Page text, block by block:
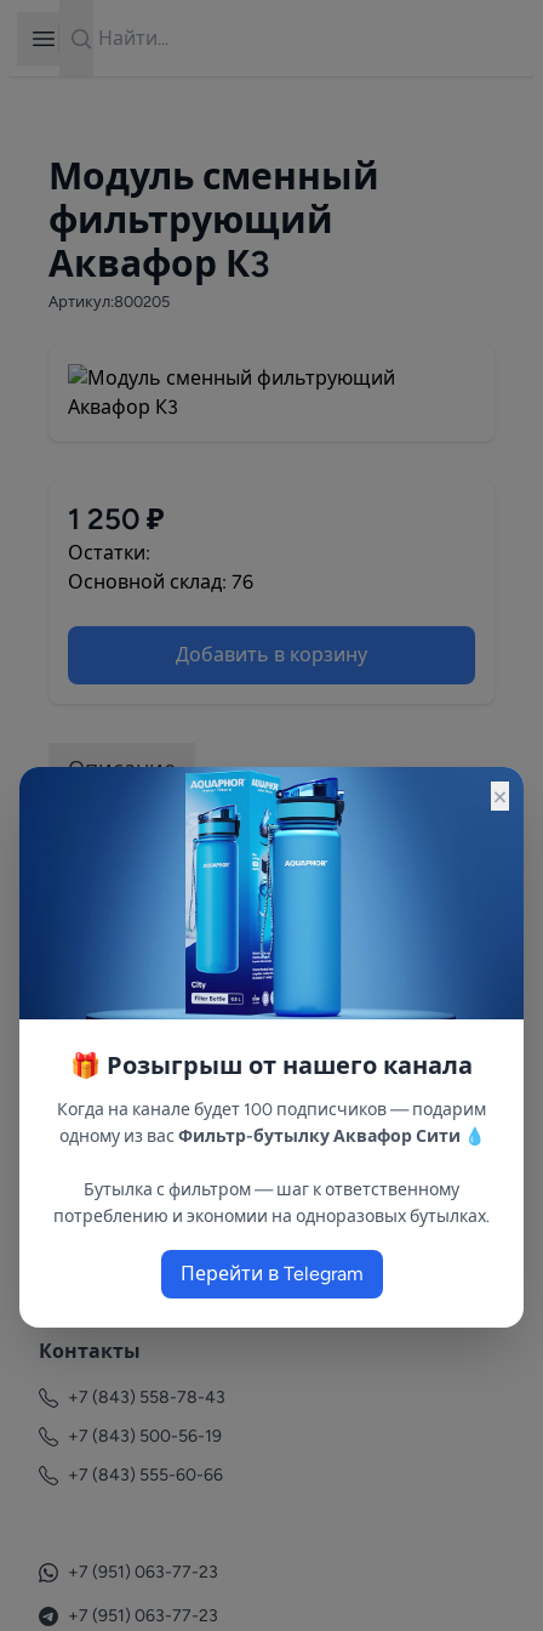
Open sidebar
Модуль сменный
фильтрующий
Аквафор К3
Артикул:800205
1 250 ₽
Остатки:
Основной склад: 76
Добавить в корзину
Описание
Сменный модуль для предварительной
очистки воды. Используется в системах
АКВАФОР с отдельным краном. Удаляет
вредные примеси, в т.ч. взвеси, хлор, тяжелые
металлы и органические вещества.
В республиках Татарстан и Марий Эл
с 2002 года.
Контакты
+7 (843) 558-78-43
+7 (843) 500-56-19
+7 (843) 555-60-66
+7 (951) 063-77-23
+7 (951) 063-77-23
×
🎁 Розыгрыш от нашего канала
Когда на канале будет 100 подписчиков — подарим
одному из вас Фильтр-бутылку Аквафор Сити 💧
Бутылка с фильтром — шаг к ответственному
потреблению и экономии на одноразовых бутылках.
Перейти в Telegram